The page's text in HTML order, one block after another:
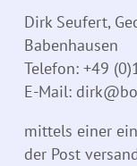
Dirk Seufert,
Babenhausen
Telefon: +49
E-Mail:
mittels einer
der Post